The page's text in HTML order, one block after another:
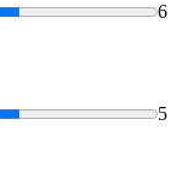
6
5